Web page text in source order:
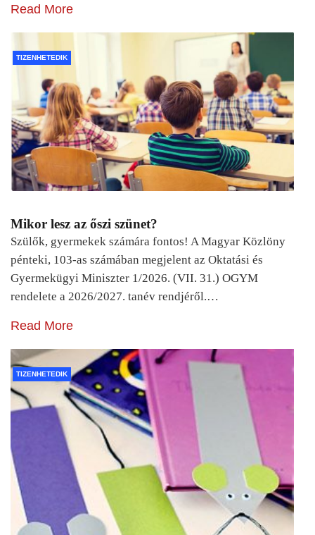
Read More
TIZENHETEDIK
Mikor lesz az őszi szünet?
Szülők, gyermekek számára fontos! A Magyar Közlöny
pénteki, 103-as számában megjelent az Oktatási és
Gyermekügyi Miniszter 1/2026. (VII. 31.) OGYM
rendelete a 2026/2027. tanév rendjéről.…
Read More
TIZENHETEDIK